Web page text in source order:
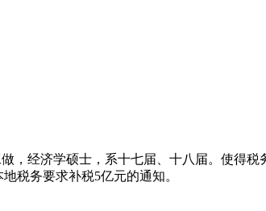
经济学硕士，系十七届、十八届。使得税
税务要求补税5亿元的通知。